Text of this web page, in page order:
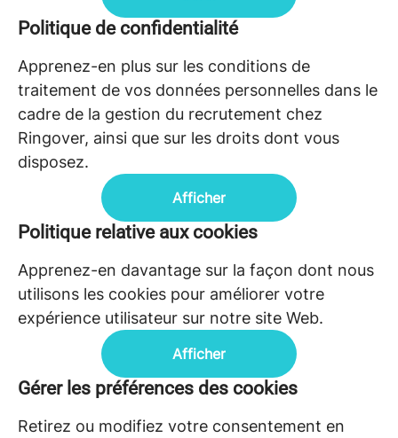
Politique de confidentialité
Apprenez-en plus sur les conditions de
traitement de vos données personnelles dans le
cadre de la gestion du recrutement chez
Ringover, ainsi que sur les droits dont vous
disposez.
Afficher
Politique relative aux cookies
Apprenez-en davantage sur la façon dont nous
utilisons les cookies pour améliorer votre
expérience utilisateur sur notre site Web.
Afficher
Gérer les préférences des cookies
Retirez ou modifiez votre consentement en